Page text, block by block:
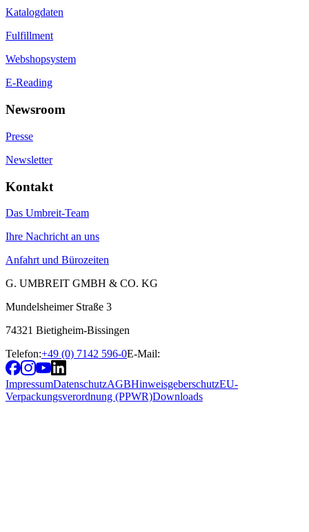
Katalogdaten
Fulfillment
Webshopsystem
E-Reading
Newsroom
Presse
Newsletter
Kontakt
Das Umbreit-Team
Ihre Nachricht an uns
Anfahrt und Bürozeiten
G. UMBREIT GMBH & CO. KG
Mundelsheimer Straße 3
74321 Bietigheim-Bissingen
Telefon:+49 (0) 7142 596-0E-Mail:
ImpressumDatenschutzAGBHinweisgeberschutzEU-
Verpackungsverordnung (PPWR)Downloads